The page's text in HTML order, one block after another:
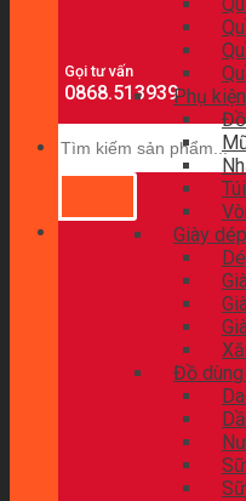
Gọi tư vấn
0868.513939Phụ
Giày
Đồ dùng